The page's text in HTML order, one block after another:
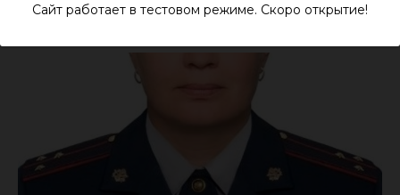
Сайт работает в тестовом режиме. Скоро открытие!